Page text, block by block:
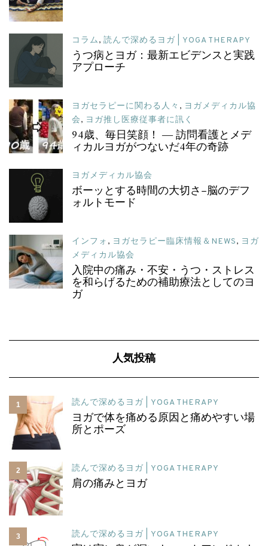
コラム, 読んで深めるヨガ | YOGA THERAPY
うつ病とヨガ：最新エビデンスと実践
アプローチ
ヨガセラピーに関わる人々 , ヨガメディカル協
会, ヨガ推し医療従事者に訊く
94歳、毎日笑顔！ ― 訪問看護とメデ
ィカルヨガがつないだ4年の奇跡
ヨガメディカル協会
ボーッとする時間の大切さ–脳のデフ
ォルトモード
インフォ , ヨガセラピー臨床情報＆NEWS, ヨガ
メディカル協会
入院中の痛み・不安・うつ・ストレス
を和らげるための補助療法としてのヨ
ガ
人気投稿
1 読んで深めるヨガ | YOGA THERAPY
ヨガで体を痛める原因と痛めやすい場
所とポーズ
2 読んで深めるヨガ | YOGA THERAPY
肩の痛みとヨガ
3 読んで深めるヨガ | YOGA THERAPY